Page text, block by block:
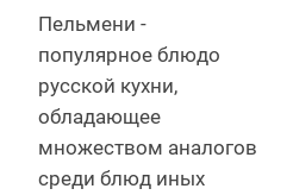
Пельмени -
популярное блюдо
русской кухни,
обладающее
множеством аналогов
среди блюд иных